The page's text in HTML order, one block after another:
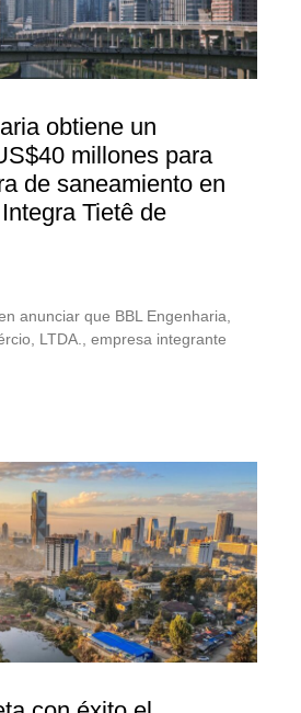
obtiene un
millones para
de saneamiento en
Tietê de
anunciar que BBL Engenharia,
LTDA., empresa integrante